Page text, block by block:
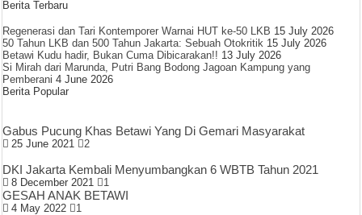
Berita Terbaru
Regenerasi dan Tari Kontemporer Warnai HUT ke-50 LKB 15 July 2026
50 Tahun LKB dan 500 Tahun Jakarta: Sebuah Otokritik 15 July 2026
Betawi Kudu hadir, Bukan Cuma Dibicarakan!! 13 July 2026
Si Mirah dari Marunda, Putri Bang Bodong Jagoan Kampung yang
Pemberani 4 June 2026
Berita Popular
Gabus Pucung Khas Betawi Yang Di Gemari Masyarakat
25 June 2021 2
DKI Jakarta Kembali Menyumbangkan 6 WBTB Tahun 2021
8 December 2021 1
GESAH ANAK BETAWI
4 May 2022 1